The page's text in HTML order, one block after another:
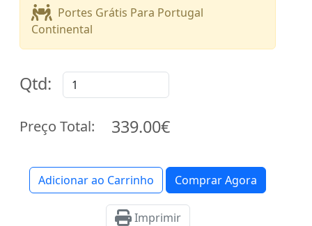
Portes Grátis Para Portugal
Continental
Qtd:
Preço Total: 339.00€
Adicionar ao Carrinho Comprar Agora
Imprimir